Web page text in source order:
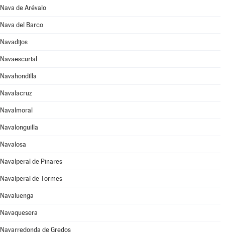
Nava de Arévalo
Nava del Barco
Navadijos
Navaescurial
Navahondilla
Navalacruz
Navalmoral
Navalonguilla
Navalosa
Navalperal de Pinares
Navalperal de Tormes
Navaluenga
Navaquesera
Navarredonda de Gredos